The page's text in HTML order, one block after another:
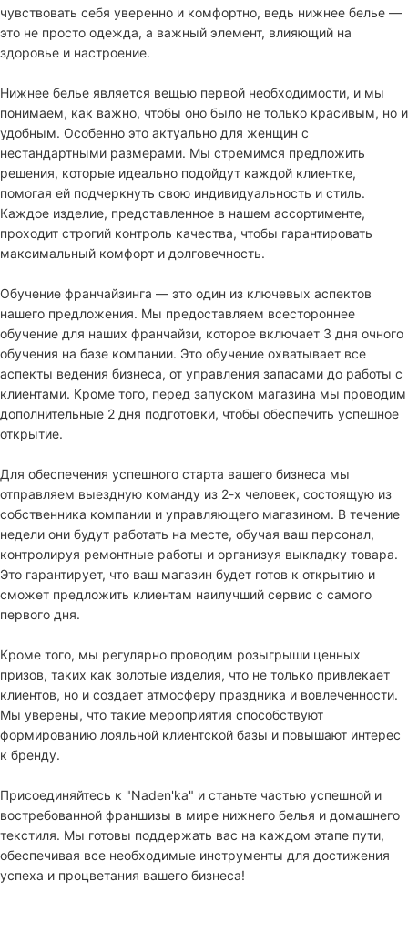
чувствовать себя уверенно и комфортно, ведь нижнее белье —
это не просто одежда, а важный элемент, влияющий на
здоровье и настроение.
Нижнее белье является вещью первой необходимости, и мы
понимаем, как важно, чтобы оно было не только красивым, но и
удобным. Особенно это актуально для женщин с
нестандартными размерами. Мы стремимся предложить
решения, которые идеально подойдут каждой клиентке,
помогая ей подчеркнуть свою индивидуальность и стиль.
Каждое изделие, представленное в нашем ассортименте,
проходит строгий контроль качества, чтобы гарантировать
максимальный комфорт и долговечность.
Обучение франчайзинга — это один из ключевых аспектов
нашего предложения. Мы предоставляем всестороннее
обучение для наших франчайзи, которое включает 3 дня очного
обучения на базе компании. Это обучение охватывает все
аспекты ведения бизнеса, от управления запасами до работы с
клиентами. Кроме того, перед запуском магазина мы проводим
дополнительные 2 дня подготовки, чтобы обеспечить успешное
открытие.
Для обеспечения успешного старта вашего бизнеса мы
отправляем выездную команду из 2-х человек, состоящую из
собственника компании и управляющего магазином. В течение
недели они будут работать на месте, обучая ваш персонал,
контролируя ремонтные работы и организуя выкладку товара.
Это гарантирует, что ваш магазин будет готов к открытию и
сможет предложить клиентам наилучший сервис с самого
первого дня.
Кроме того, мы регулярно проводим розыгрыши ценных
призов, таких как золотые изделия, что не только привлекает
клиентов, но и создает атмосферу праздника и вовлеченности.
Мы уверены, что такие мероприятия способствуют
формированию лояльной клиентской базы и повышают интерес
к бренду.
Присоединяйтесь к "Naden'ka" и станьте частью успешной и
востребованной франшизы в мире нижнего белья и домашнего
текстиля. Мы готовы поддержать вас на каждом этапе пути,
обеспечивая все необходимые инструменты для достижения
успеха и процветания вашего бизнеса!